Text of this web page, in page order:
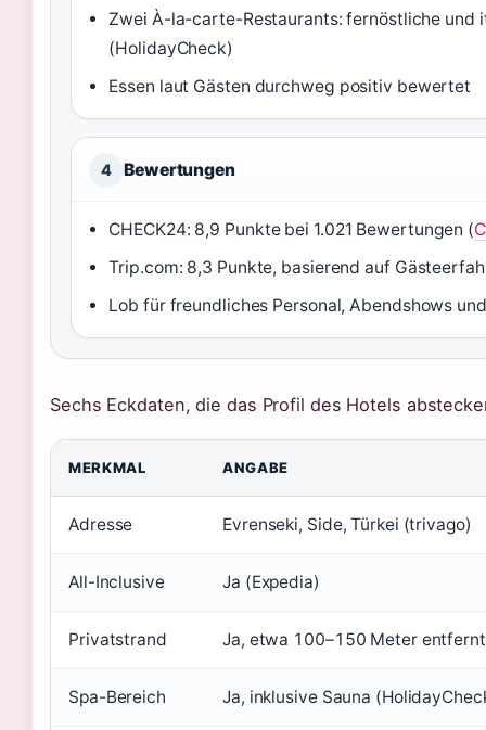
Zwei À-la-carte-Restaurants: fernöstliche und
(HolidayCheck)
Essen laut Gästen durchweg positiv bewertet
4 Bewertungen
CHECK24: 8,9 Punkte bei 1.021 Bewertungen (
Trip.com: 8,3 Punkte, basierend auf
Lob für freundliches Personal, Abendshows
Sechs Eckdaten, die das Profil des Hotels
MERKMAL ANGABE
Adresse Evrenseki, Side, Türkei (trivago)
All-Inclusive Ja (Expedia)
Privatstrand Ja, etwa 100–150 Meter
Spa-Bereich Ja, inklusive Sauna